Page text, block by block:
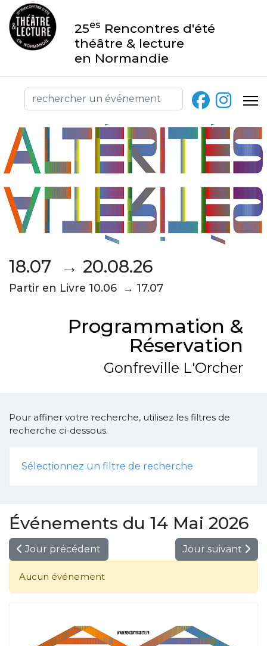
25es Rencontres d'été
théâtre & lecture
en Normandie
18.07 → 20.08.26
Partir en Livre 10.06 → 17.07
Programmation &
Réservation
Gonfreville L'Orcher
Pour affiner votre recherche, utilisez les filtres de
recherche ci-dessous.
Sélectionnez un filtre de recherche
Événements du 14 Mai 2026
Jour précédent Jour suivant
Aucun événement